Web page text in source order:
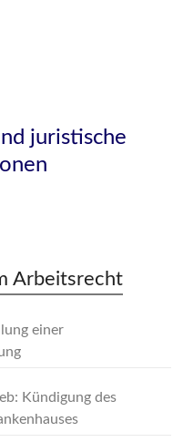
juristische
Arbeitsrecht
einer
Kündigung des